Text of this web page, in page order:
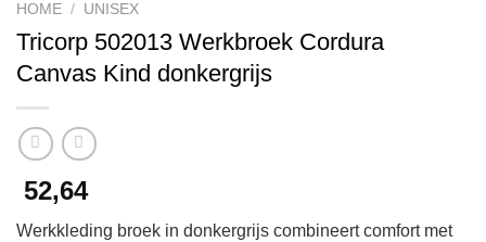
HOME / UNISEX
Tricorp 502013 Werkbroek Cordura
Canvas Kind donkergrijs
52,64
Werkkleding broek in donkergrijs combineert comfort met